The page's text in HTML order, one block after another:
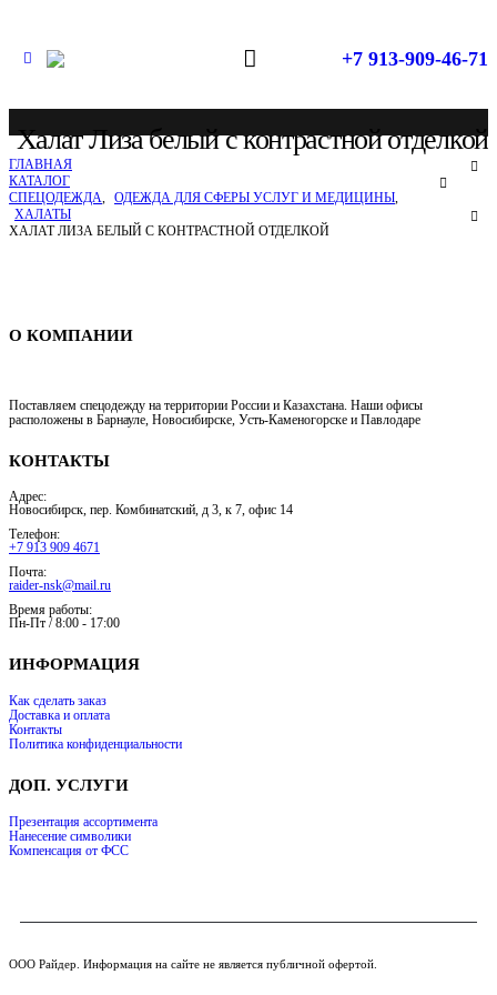
+7 913-909-46-71
Халат Лиза белый с контрастной отделкой
ГЛАВНАЯ
КАТАЛОГ
СПЕЦОДЕЖДА, ОДЕЖДА ДЛЯ СФЕРЫ УСЛУГ И МЕДИЦИНЫ,
ХАЛАТЫ
ХАЛАТ ЛИЗА БЕЛЫЙ С КОНТРАСТНОЙ ОТДЕЛКОЙ
Спецодежда в Новосибирске
О КОМПАНИИ
Поставляем спецодежду на территории России и Казахстана. Наши офисы
расположены в Барнауле, Новосибирске, Усть-Каменогорске и Павлодаре
КОНТАКТЫ
Адрес:
Новосибирск, пер. Комбинатский, д 3, к 7, офис 14
Телефон:
+7 913 909 4671
Почта:
raider-nsk@mail.ru
Время работы:
Пн-Пт / 8:00 - 17:00
ИНФОРМАЦИЯ
Как сделать заказ
Доставка и оплата
Контакты
Политика конфиденциальности
ДОП. УСЛУГИ
Презентация ассортимента
Нанесение символики
Компенсация от ФСС
ООО Райдер. Информация на сайте не является публичной офертой.